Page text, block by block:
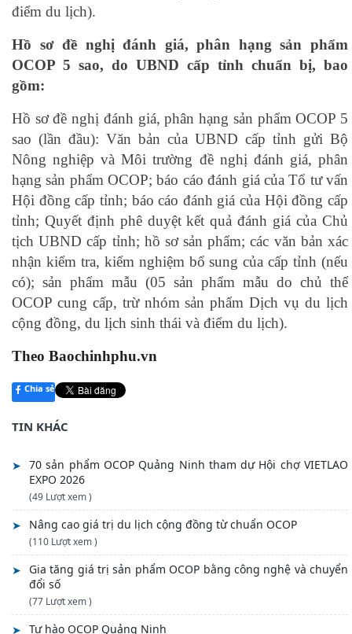
điểm du lịch).
Hồ sơ đề nghị đánh giá, phân hạng sản phẩm
OCOP 5 sao, do UBND cấp tỉnh chuẩn bị, bao
gồm:
Hồ sơ đề nghị đánh giá, phân hạng sản phẩm OCOP 5
sao (lần đầu): Văn bản của UBND cấp tỉnh gửi Bộ
Nông nghiệp và Môi trường đề nghị đánh giá, phân
hạng sản phẩm OCOP; báo cáo đánh giá của Tổ tư vấn
Hội đồng cấp tỉnh; báo cáo đánh giá của Hội đồng cấp
tỉnh; Quyết định phê duyệt kết quả đánh giá của Chủ
tịch UBND cấp tỉnh; hồ sơ sản phẩm; các văn bản xác
nhận kiểm tra, kiểm nghiệm bổ sung của cấp tỉnh (nếu
có); sản phẩm mẫu (05 sản phẩm mẫu do chủ thể
OCOP cung cấp, trừ nhóm sản phẩm Dịch vụ du lịch
cộng đồng, du lịch sinh thái và điểm du lịch).
Theo Baochinhphu.vn
Chia sẻ
TIN KHÁC
70 sản phẩm OCOP Quảng Ninh tham dự Hội chợ VIETLAO
EXPO 2026
(49 Lượt xem )
Nâng cao giá trị du lịch cộng đồng từ chuẩn OCOP
(110 Lượt xem )
Gia tăng giá trị sản phẩm OCOP bằng công nghệ và chuyển
đổi số
(77 Lượt xem )
Tự hào OCOP Quảng Ninh